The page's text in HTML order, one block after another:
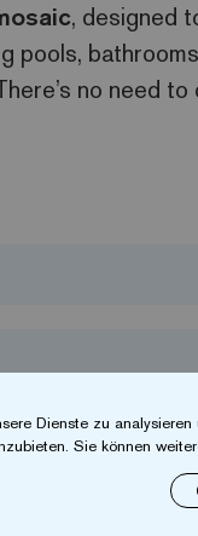
, designed
pools,
no need to
Dienste zu
Sie können